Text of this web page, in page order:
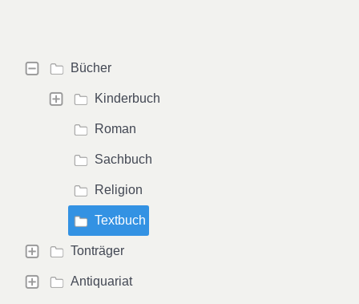
Bücher
Kinderbuch
Roman
Sachbuch
Religion
Textbuch
Tonträger
Antiquariat